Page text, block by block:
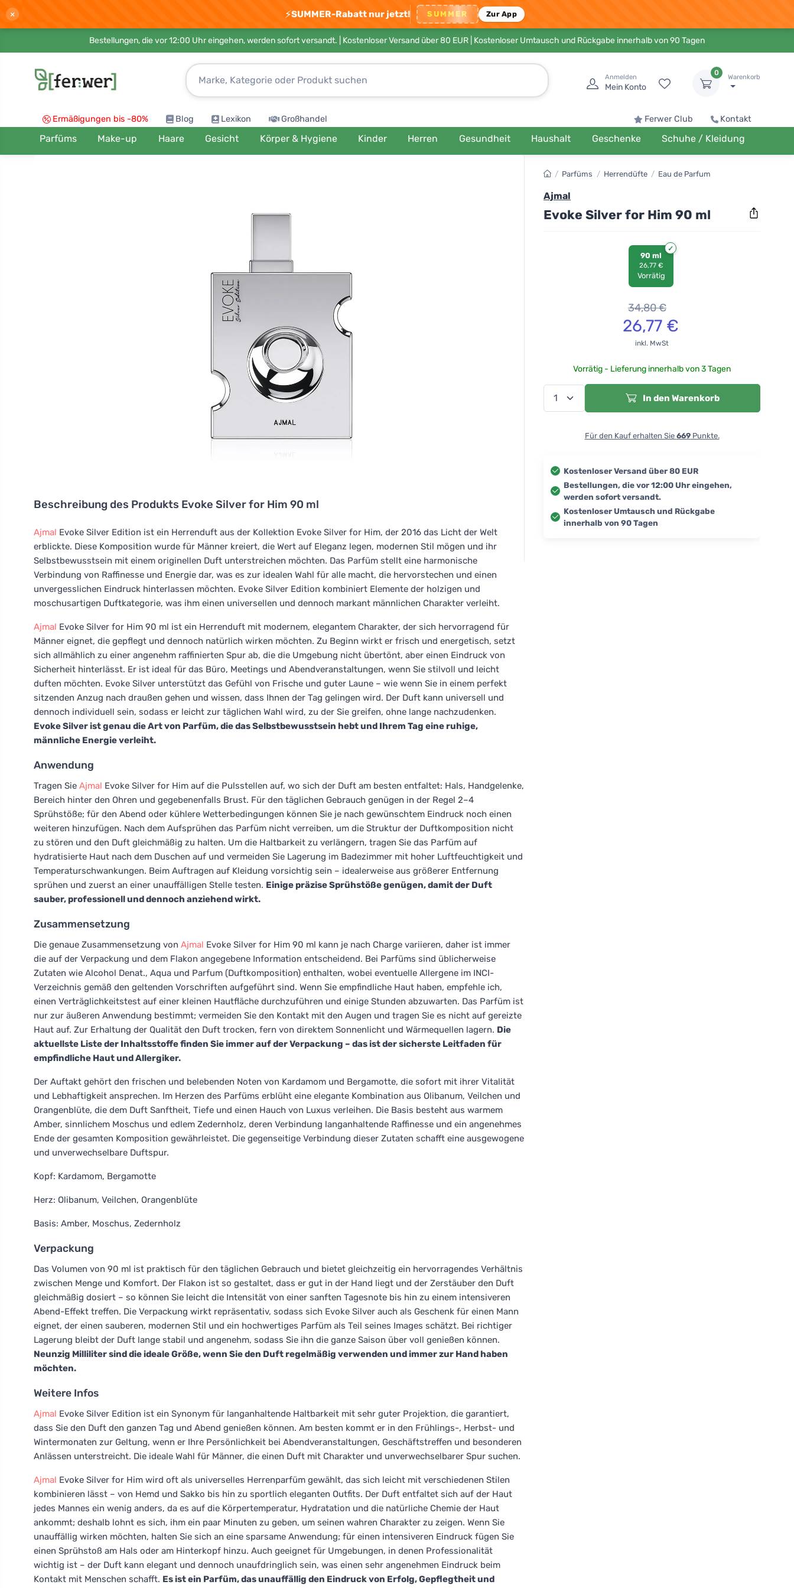
× ⚡SUMMER-Rabatt nur jetzt! SUMMER Zur App
Bestellungen, die vor 12:00 Uhr eingehen, werden sofort versandt. | Kostenloser Versand über 80 EUR | Kostenloser Umtausch und Rückgabe innerhalb von 90 Tagen
Anmelden
Mein Konto
0
Warenkorb
Ermäßigungen bis -80% Blog Lexikon Großhandel Ferwer Club Kontakt
Parfüms Make-up Haare Gesicht Körper & Hygiene Kinder Herren Gesundheit Haushalt Geschenke Schuhe / Kleidung
Beschreibung des Produkts Evoke Silver for Him 90 ml
Ajmal Evoke Silver Edition ist ein Herrenduft aus der Kollektion Evoke Silver for Him, der 2016 das Licht der Welt
erblickte. Diese Komposition wurde für Männer kreiert, die Wert auf Eleganz legen, modernen Stil mögen und ihr
Selbstbewusstsein mit einem originellen Duft unterstreichen möchten. Das Parfüm stellt eine harmonische
Verbindung von Raffinesse und Energie dar, was es zur idealen Wahl für alle macht, die hervorstechen und einen
unvergesslichen Eindruck hinterlassen möchten. Evoke Silver Edition kombiniert Elemente der holzigen und
moschusartigen Duftkategorie, was ihm einen universellen und dennoch markant männlichen Charakter verleiht.
Ajmal Evoke Silver for Him 90 ml ist ein Herrenduft mit modernem, elegantem Charakter, der sich hervorragend für
Männer eignet, die gepflegt und dennoch natürlich wirken möchten. Zu Beginn wirkt er frisch und energetisch, setzt
sich allmählich zu einer angenehm raffinierten Spur ab, die die Umgebung nicht übertönt, aber einen Eindruck von
Sicherheit hinterlässt. Er ist ideal für das Büro, Meetings und Abendveranstaltungen, wenn Sie stilvoll und leicht
duften möchten. Evoke Silver unterstützt das Gefühl von Frische und guter Laune – wie wenn Sie in einem perfekt
sitzenden Anzug nach draußen gehen und wissen, dass Ihnen der Tag gelingen wird. Der Duft kann universell und
dennoch individuell sein, sodass er leicht zur täglichen Wahl wird, zu der Sie greifen, ohne lange nachzudenken.
Evoke Silver ist genau die Art von Parfüm, die das Selbstbewusstsein hebt und Ihrem Tag eine ruhige,
männliche Energie verleiht.
Anwendung
Tragen Sie Ajmal Evoke Silver for Him auf die Pulsstellen auf, wo sich der Duft am besten entfaltet: Hals, Handgelenke,
Bereich hinter den Ohren und gegebenenfalls Brust. Für den täglichen Gebrauch genügen in der Regel 2–4
Sprühstöße; für den Abend oder kühlere Wetterbedingungen können Sie je nach gewünschtem Eindruck noch einen
weiteren hinzufügen. Nach dem Aufsprühen das Parfüm nicht verreiben, um die Struktur der Duftkomposition nicht
zu stören und den Duft gleichmäßig zu halten. Um die Haltbarkeit zu verlängern, tragen Sie das Parfüm auf
hydratisierte Haut nach dem Duschen auf und vermeiden Sie Lagerung im Badezimmer mit hoher Luftfeuchtigkeit und
Temperaturschwankungen. Beim Auftragen auf Kleidung vorsichtig sein – idealerweise aus größerer Entfernung
sprühen und zuerst an einer unauffälligen Stelle testen. Einige präzise Sprühstöße genügen, damit der Duft
sauber, professionell und dennoch anziehend wirkt.
Zusammensetzung
Die genaue Zusammensetzung von Ajmal Evoke Silver for Him 90 ml kann je nach Charge variieren, daher ist immer
die auf der Verpackung und dem Flakon angegebene Information entscheidend. Bei Parfüms sind üblicherweise
Zutaten wie Alcohol Denat., Aqua und Parfum (Duftkomposition) enthalten, wobei eventuelle Allergene im INCI-
Verzeichnis gemäß den geltenden Vorschriften aufgeführt sind. Wenn Sie empfindliche Haut haben, empfehle ich,
einen Verträglichkeitstest auf einer kleinen Hautfläche durchzuführen und einige Stunden abzuwarten. Das Parfüm ist
nur zur äußeren Anwendung bestimmt; vermeiden Sie den Kontakt mit den Augen und tragen Sie es nicht auf gereizte
Haut auf. Zur Erhaltung der Qualität den Duft trocken, fern von direktem Sonnenlicht und Wärmequellen lagern. Die
aktuellste Liste der Inhaltsstoffe finden Sie immer auf der Verpackung – das ist der sicherste Leitfaden für
empfindliche Haut und Allergiker.
Der Auftakt gehört den frischen und belebenden Noten von Kardamom und Bergamotte, die sofort mit ihrer Vitalität
und Lebhaftigkeit ansprechen. Im Herzen des Parfüms erblüht eine elegante Kombination aus Olibanum, Veilchen und
Orangenblüte, die dem Duft Sanftheit, Tiefe und einen Hauch von Luxus verleihen. Die Basis besteht aus warmem
Amber, sinnlichem Moschus und edlem Zedernholz, deren Verbindung langanhaltende Raffinesse und ein angenehmes
Ende der gesamten Komposition gewährleistet. Die gegenseitige Verbindung dieser Zutaten schafft eine ausgewogene
und unverwechselbare Duftspur.
Kopf: Kardamom, Bergamotte
Herz: Olibanum, Veilchen, Orangenblüte
Basis: Amber, Moschus, Zedernholz
Verpackung
Das Volumen von 90 ml ist praktisch für den täglichen Gebrauch und bietet gleichzeitig ein hervorragendes Verhältnis
zwischen Menge und Komfort. Der Flakon ist so gestaltet, dass er gut in der Hand liegt und der Zerstäuber den Duft
gleichmäßig dosiert – so können Sie leicht die Intensität von einer sanften Tagesnote bis hin zu einem intensiveren
Abend-Effekt treffen. Die Verpackung wirkt repräsentativ, sodass sich Evoke Silver auch als Geschenk für einen Mann
eignet, der einen sauberen, modernen Stil und ein hochwertiges Parfüm als Teil seines Images schätzt. Bei richtiger
Lagerung bleibt der Duft lange stabil und angenehm, sodass Sie ihn die ganze Saison über voll genießen können.
Neunzig Milliliter sind die ideale Größe, wenn Sie den Duft regelmäßig verwenden und immer zur Hand haben
möchten.
Weitere Infos
Ajmal Evoke Silver Edition ist ein Synonym für langanhaltende Haltbarkeit mit sehr guter Projektion, die garantiert,
dass Sie den Duft den ganzen Tag und Abend genießen können. Am besten kommt er in den Frühlings-, Herbst- und
Wintermonaten zur Geltung, wenn er Ihre Persönlichkeit bei Abendveranstaltungen, Geschäftstreffen und besonderen
Anlässen unterstreicht. Die ideale Wahl für Männer, die einen Duft mit Charakter und unverwechselbarer Spur suchen.
Ajmal Evoke Silver for Him wird oft als universelles Herrenparfüm gewählt, das sich leicht mit verschiedenen Stilen
kombinieren lässt – von Hemd und Sakko bis hin zu sportlich eleganten Outfits. Der Duft entfaltet sich auf der Haut
jedes Mannes ein wenig anders, da es auf die Körpertemperatur, Hydratation und die natürliche Chemie der Haut
ankommt; deshalb lohnt es sich, ihm ein paar Minuten zu geben, um seinen wahren Charakter zu zeigen. Wenn Sie
unauffällig wirken möchten, halten Sie sich an eine sparsame Anwendung; für einen intensiveren Eindruck fügen Sie
einen Sprühstoß am Hals oder am Hinterkopf hinzu. Auch geeignet für Umgebungen, in denen Professionalität
wichtig ist – der Duft kann elegant und dennoch unaufdringlich sein, was einen sehr angenehmen Eindruck beim
Kontakt mit Menschen schafft. Es ist ein Parfüm, das unauffällig den Eindruck von Erfolg, Gepflegtheit und
/ Parfüms / Herrendüfte / Eau de Parfum
Ajmal
Evoke Silver for Him 90 ml
90 ml
26,77 €
Vorrätig
34,80€
26,77 €
inkl. MwSt
Vorrätig - Lieferung innerhalb von 3 Tagen
In den Warenkorb
Für den Kauf erhalten Sie 669Punkte.
Kostenloser Versand über 80 EUR
Bestellungen, die vor 12:00 Uhr eingehen,
werden sofort versandt.
Kostenloser Umtausch und Rückgabe
innerhalb von 90 Tagen